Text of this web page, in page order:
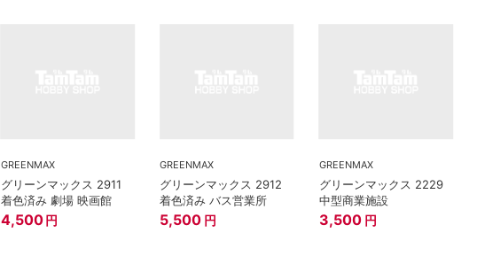
GREENMAX
グリーンマックス 2911
着色済み 劇場 映画館
4,500 円
GREENMAX
グリーンマックス 2912
着色済み バス営業所
5,500 円
GREENMAX
グリーンマックス 2229
中型商業施設
3,500 円